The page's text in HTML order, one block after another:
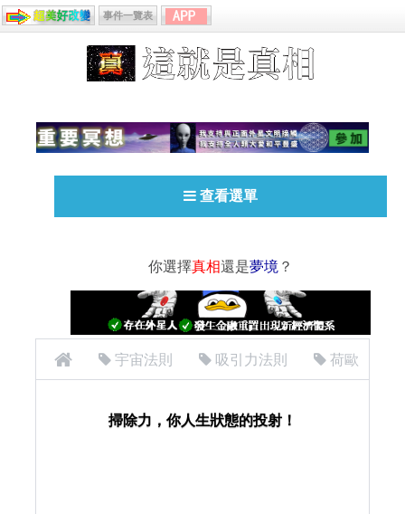
事件一覽表
查看選單
你選擇真相還是夢境 ？
宇宙法則 吸引力法則 荷歐
掃除力，你人生狀態的投射！